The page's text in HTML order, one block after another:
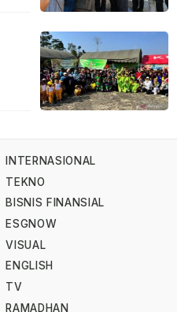
INTERNASIONAL
TEKNO
BISNIS FINANSIAL
ESGNOW
VISUAL
ENGLISH
TV
RAMADHAN